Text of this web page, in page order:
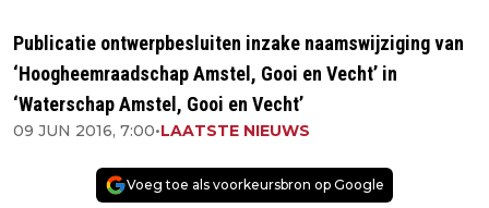
Publicatie ontwerpbesluiten inzake naamswijziging van
‘Hoogheemraadschap Amstel, Gooi en Vecht’ in
‘Waterschap Amstel, Gooi en Vecht’
09 JUN 2016, 7:00•LAATSTE NIEUWS
Voeg toe als voorkeursbron op Google